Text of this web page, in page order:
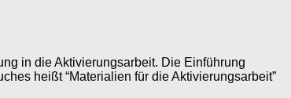
in die Aktivierungsarbeit. Die Einführung
heißt “Materialien für die Aktivierungsarbeit”